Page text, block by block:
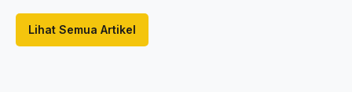
Lihat Semua Artikel